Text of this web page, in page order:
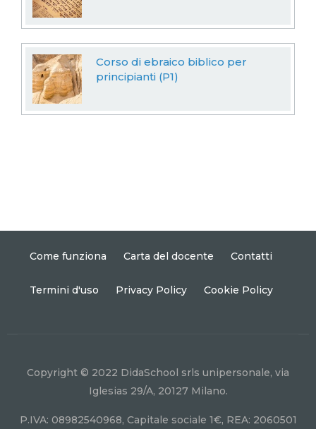
Corso di ebraico biblico per
principianti (P1)
Come funziona Carta del docente Contatti
Termini d'uso Privacy Policy Cookie Policy
Copyright © 2022 DidaSchool srls unipersonale, via
Iglesias 29/A, 20127 Milano.
P.IVA: 08982540968, Capitale sociale 1€, REA: 2060501